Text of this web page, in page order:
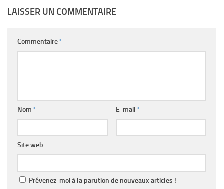
LAISSER UN COMMENTAIRE
Commentaire*
Nom * E-mail *
Site web
Prévenez-moi à la parution de nouveaux articles !